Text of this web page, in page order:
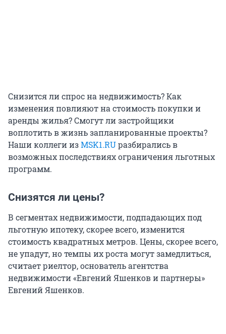
Снизится ли спрос на недвижимость? Как
изменения повлияют на стоимость покупки и
аренды жилья? Смогут ли застройщики
воплотить в жизнь запланированные проекты?
Наши коллеги изMSK1.RUразбирались в
возможных последствиях ограничения льготных
программ.
Снизятся ли цены?
В сегментах недвижимости, подпадающих под
льготную ипотеку, скорее всего, изменится
стоимость квадратных метров. Цены, скорее всего,
не упадут, но темпы их роста могут замедлиться,
считает риелтор, основатель агентства
недвижимости «Евгений Яшенков и партнеры»
Евгений Яшенков.